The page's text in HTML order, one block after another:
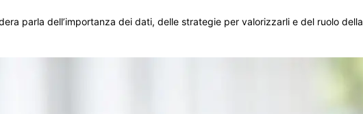
parla dell’importanza dei dati, delle strategie per valorizzarli e del ruolo della